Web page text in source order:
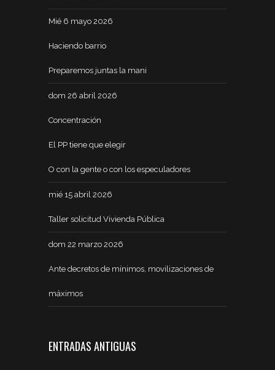
Mié 6 mayo 2026
Haciendo barrio
Preparemos juntas la mani
dom 26 abril 2026
Concentración
El PP tiene que elegir
O con la gente o con los especuladores
mié 15 abril 2026
Taller solicitud Vivienda Pública
dom 22 marzo 2026
Ante decretos de mínimos, movilizaciones de
máximos
ENTRADAS ANTIGUAS